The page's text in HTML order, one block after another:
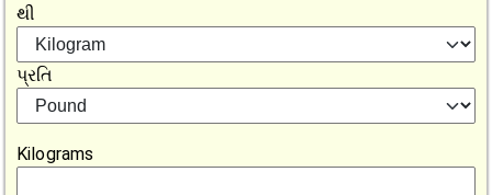
થી
પ્રતિ
Kilograms